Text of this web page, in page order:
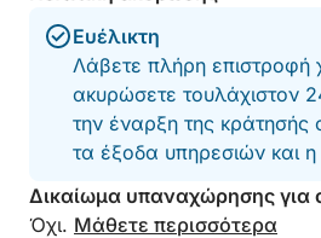
Μη διστάσετε να
οποιεσδήποτε ερωτήσεις ή
σύντομα στο νερό!
Ευέλικτη
Λάβετε πλήρη επιστροφή
ακυρώσετε τουλάχιστον
την έναρξη της κράτησής
τα έξοδα υπηρεσιών και
Δικαίωμα υπαναχώρησης για
Όχι. Μάθετε περισσότερα